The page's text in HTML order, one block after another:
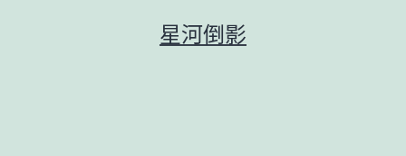
星河倒影